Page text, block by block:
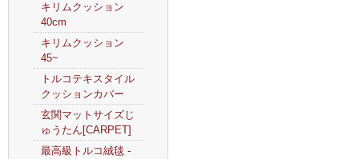
キリムクッション
40cm
キリムクッション
45~
トルコテキスタイル
クッションカバー
玄関マットサイズじ
ゅうたん[CARPET]
最高級トルコ絨毯 -